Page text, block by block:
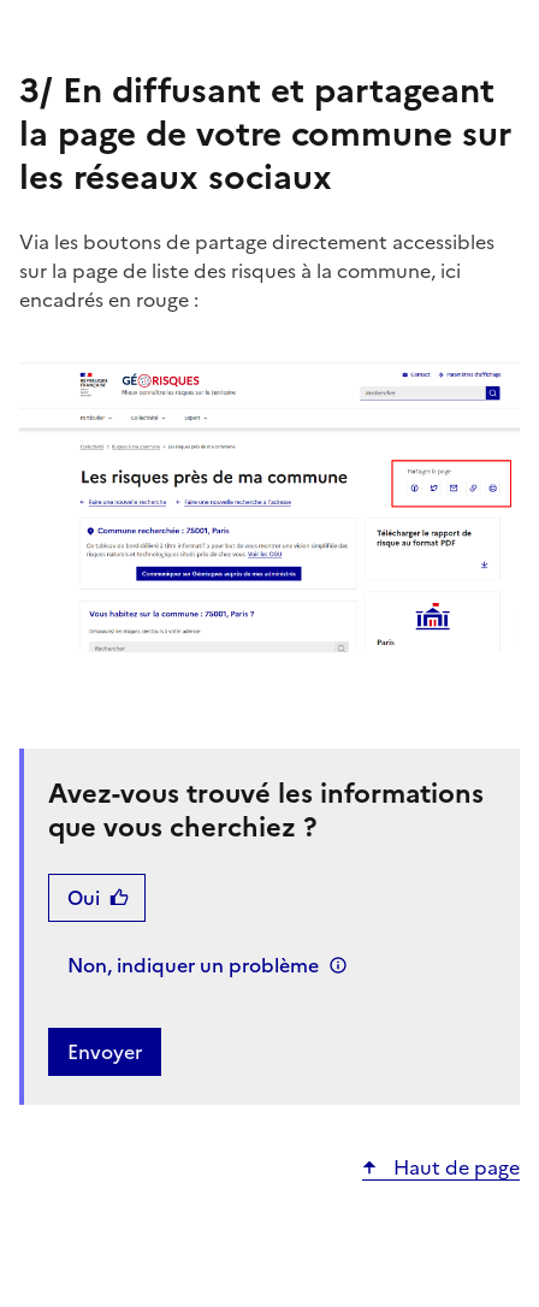
3/ En diffusant et partageant
la page de votre commune sur
les réseaux sociaux
Via les boutons de partage directement accessibles
sur la page de liste des risques à la commune, ici
encadrés en rouge :
Avez-vous trouvé les informations
que vous cherchiez ?
Oui
Non, indiquer un problème
Haut de page